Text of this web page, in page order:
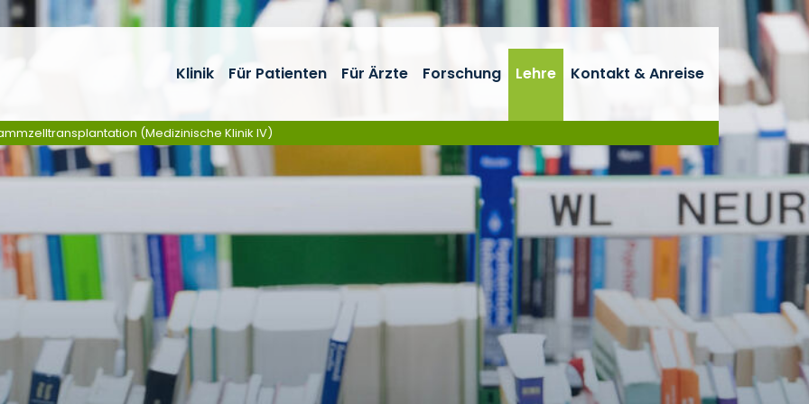
Klinik Für Patienten Für Ärzte Forschung Lehre Kontakt & Anreise
(Medizinische Klinik IV)